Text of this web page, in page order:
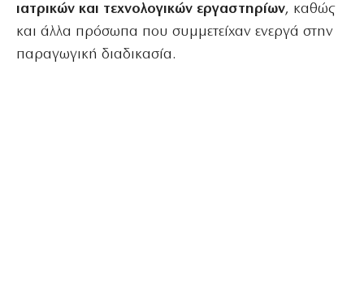
ιατρικών και τεχνολογικών εργαστηρίων, καθώς
και άλλα πρόσωπα που συμμετείχαν ενεργά στην
παραγωγική διαδικασία.